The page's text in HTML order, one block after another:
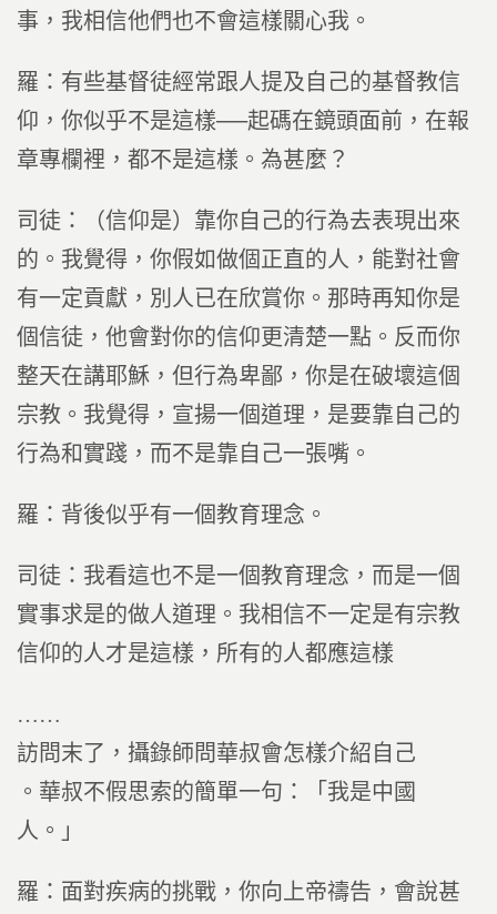
事，我相信他們也不會這樣關心我。
羅：有些基督徒經常跟人提及自己的基督教信
仰，你似乎不是這樣──起碼在鏡頭面前，在報
章專欄裡，都不是這樣。為甚麼？
司徒：（信仰是）靠你自己的行為去表現出來
的。我覺得，你假如做個正直的人，能對社會
有一定貢獻，別人已在欣賞你。那時再知你是
個信徒，他會對你的信仰更清楚一點。反而你
整天在講耶穌，但行為卑鄙，你是在破壞這個
宗教。我覺得，宣揚一個道理，是要靠自己的
行為和實踐，而不是靠自己一張嘴。
羅：背後似乎有一個教育理念。
司徒：我看這也不是一個教育理念，而是一個
實事求是的做人道理。我相信不一定是有宗教
信仰的人才是這樣，所有的人都應這樣
……
訪問末了，攝錄師問華叔會怎樣介紹自己
。華叔不假思索的簡單一句：「我是中國
人。」
羅：面對疾病的挑戰，你向上帝禱告，會說甚